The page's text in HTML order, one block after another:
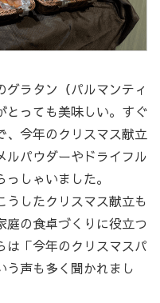
ラタン（パルマンティ
とっても美味しい。すぐ
、今年のクリスマス献立
ルパウダーやドライフル
しゃいました。
うしたクリスマス献立も
庭の食卓づくりに役立つ
は「今年のクリスマスパ
う声も多く聞かれまし